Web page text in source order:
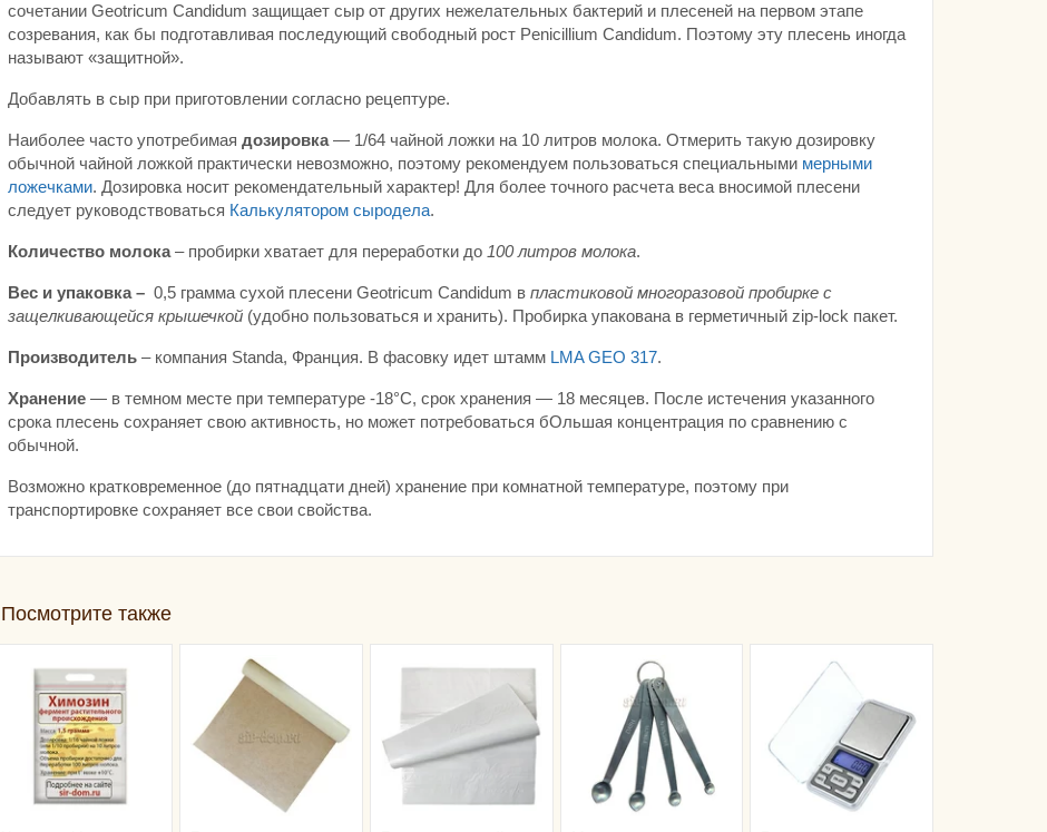
сочетании Geotricum Candidum защищает сыр от других нежелательных бактерий и плесеней на первом этапе
созревания, как бы подготавливая последующий свободный рост Penicillium Candidum. Поэтому эту плесень иногда
называют «защитной».
Добавлять в сыр при приготовлении согласно рецептуре.
Наиболее часто употребимая дозировка— 1/64 чайной ложки на 10 литров молока. Отмерить такую дозировку
обычной чайной ложкой практически невозможно, поэтому рекомендуем пользоваться специальными мерными
ложечками. Дозировка носит рекомендательный характер! Для более точного расчета веса вносимой плесени
следует руководствоваться Калькулятором сыродела.
Количество молока– пробирки хватает для переработки до 100 литров молока.
Вес и упаковка – 0,5 грамма сухой плесени Geotricum Candidum в пластиковой многоразовой пробирке с
защелкивающейся крышечкой(удобно пользоваться и хранить). Пробирка упакована в герметичный zip-lock пакет.
Производитель– компания Standa, Франция. В фасовку идет штамм LMA GEO 317.
Хранение— в темном месте при температуре -18°С, срок хранения — 18 месяцев. После истечения указанного
срока плесень сохраняет свою активность, но может потребоваться бОльшая концентрация по сравнению с
обычной.
Возможно кратковременное (до пятнадцати дней) хранение при комнатной температуре, поэтому при
транспортировке сохраняет все свои свойства.
Посмотрите также